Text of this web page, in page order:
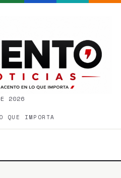
2026
QUE IMPORTA